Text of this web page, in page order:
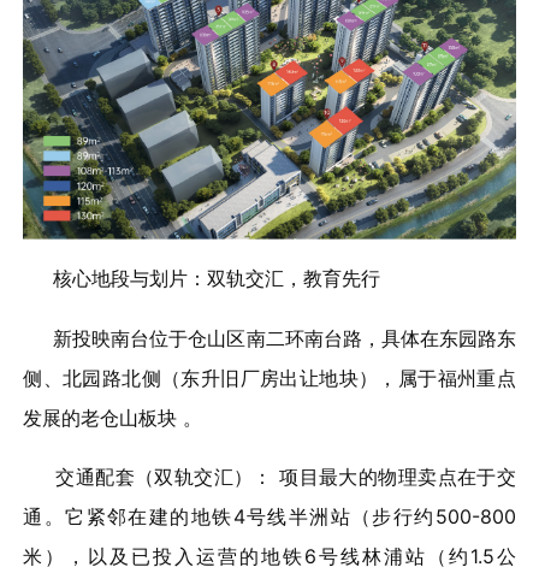
核心地段与划片：双轨交汇，教育先行
新投映南台位于仓山区南二环南台路，具体在东园路东
侧、北园路北侧（东升旧厂房出让地块），属于福州重点
发展的老仓山板块 。
交通配套（双轨交汇）： 项目最大的物理卖点在于交
通。它紧邻在建的地铁4号线半洲站（步行约500-800
米），以及已投入运营的地铁6号线林浦站（约1.5公